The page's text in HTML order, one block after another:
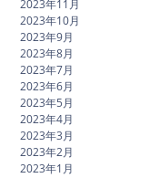
2023年11月
2023年10月
2023年9月
2023年8月
2023年7月
2023年6月
2023年5月
2023年4月
2023年3月
2023年2月
2023年1月